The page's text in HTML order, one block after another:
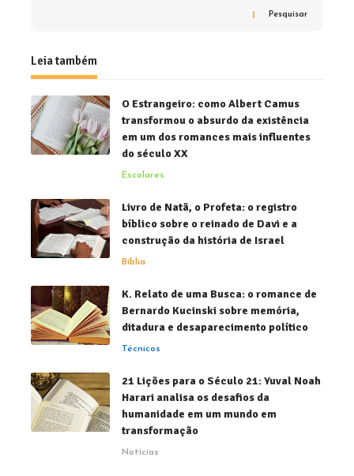
Pesquisar
Leia também
O Estrangeiro: como Albert Camus
transformou o absurdo da existência
em um dos romances mais influentes
do século XX
Escolares
Livro de Natã, o Profeta: o registro
bíblico sobre o reinado de Davi e a
construção da história de Israel
Bíblia
K. Relato de uma Busca: o romance de
Bernardo Kucinski sobre memória,
ditadura e desaparecimento político
Técnicos
21 Lições para o Século 21: Yuval Noah
Harari analisa os desafios da
humanidade em um mundo em
transformação
Notícias